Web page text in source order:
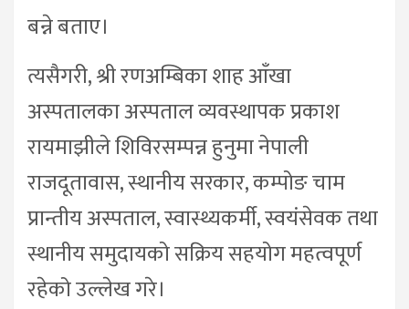
बन्ने बताए।
त्यसैगरी, श्री रणअम्बिका शाह आँखा
अस्पतालका अस्पताल व्यवस्थापक प्रकाश
रायमाझीले शिविरसम्पन्न हुनुमा नेपाली
राजदूतावास, स्थानीय सरकार, कम्पोङ चाम
प्रान्तीय अस्पताल, स्वास्थ्यकर्मी, स्वयंसेवक तथा
स्थानीय समुदायको सक्रिय सहयोग महत्वपूर्ण
रहेको उल्लेख गरे।